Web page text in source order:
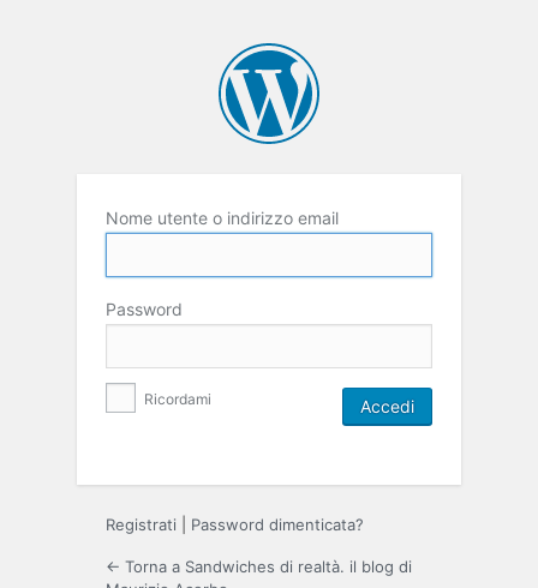
Nome utente o indirizzo email
Password
Ricordami
Registrati Password dimenticata?
← Torna a Sandwiches di realtà. il blog di